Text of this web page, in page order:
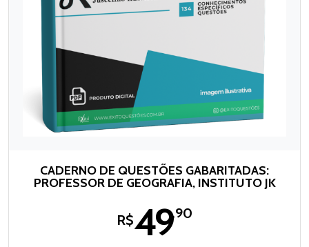
CADERNO DE QUESTÕES GABARITADAS:
PROFESSOR DE GEOGRAFIA, INSTITUTO JK
R$49,90